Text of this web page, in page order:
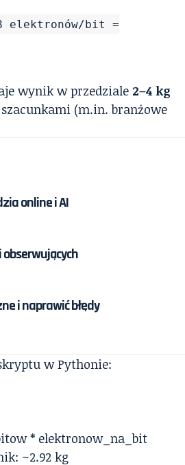
elektronów/bit =
wynik w przedziale 2–4 kg
(m.in. branżowe
online i AI
obserwujących
i naprawić błędy
w Pythonie:
* elektronow_na_bit
~2.92 kg